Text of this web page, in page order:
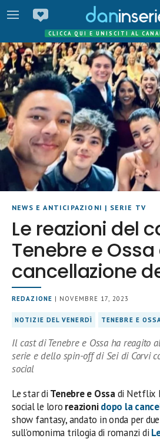
CLICCA QUI E UNISCITI AL
NEWS E ANTICIPAZIONI | SERIE TV
Le reazioni del
Tenebre e Ossa
cancellazione
REDAZIONE | NOVEMBRE 17, 2023
NOTIZIE DEL VENERDÌ TENEBRE E
Il cast di Tenebre e Ossa ha reagito
serie e dello spin-off di Sei di Corvi
social
Le star di Tenebre e Ossadi Netflix
social le loro reazionidopo la
show fantasy, andato in onda per
sull’omonima trilogia di romanzi di